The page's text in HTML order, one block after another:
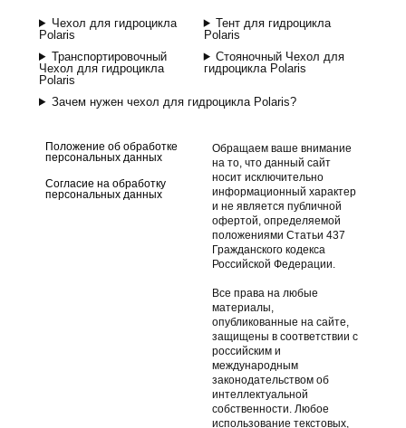
Чехол для гидроцикла
Polaris
Тент для гидроцикла
Polaris
Транспортировочный
Чехол для гидроцикла
Polaris
Стояночный Чехол для
гидроцикла Polaris
Зачем нужен чехол для гидроцикла Polaris?
Положение об обработке
персональных данных
Согласие на обработку
персональных данных
Обращаем ваше внимание
на то, что данный сайт
носит исключительно
информационный характер
и не является публичной
офертой, определяемой
положениями Статьи 437
Гражданского кодекса
Российской Федерации.
Все права на любые
материалы,
опубликованные на сайте,
защищены в соответствии с
российским и
международным
законодательством об
интеллектуальной
собственности. Любое
использование текстовых,